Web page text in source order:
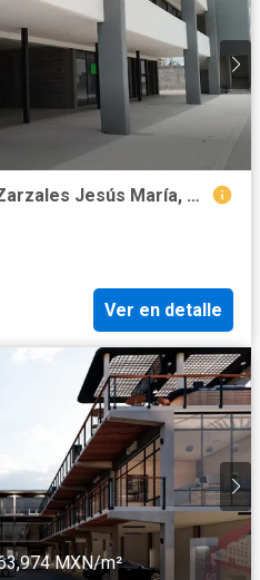
Local en Renta en Plaza Zarzales Jesús María, Aguascalientes
Ver en detalle
MXN/m²